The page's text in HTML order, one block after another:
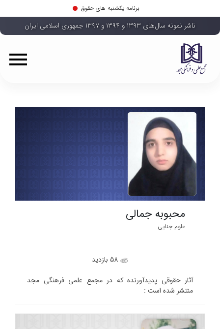
برنامه یکشنبه های حقوق
ناشر نمونه سال‌های ۱۳۹۳ و ۱۳۹۴ و ۱۳۹۷ جمهوری اسلامی ایران
محبوبه جمالی
علوم جنایی
58 بازدید
آثار حقوقی پدیدآورنده که در مجمع علمی فرهنگی مجد
منتشر شده است :